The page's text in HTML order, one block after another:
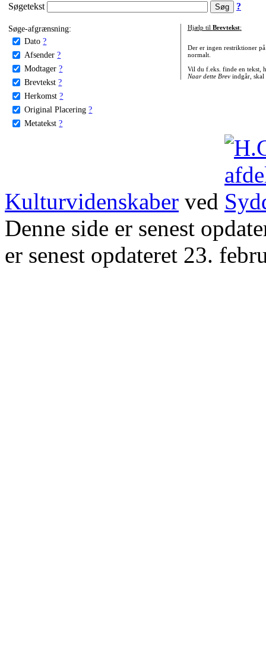
Søgetekst ?
Søge-afgrænsning:
Dato ?
Afsender ?
Modtager ?
Brevtekst ?
Herkomst ?
Original Placering ?
Metatekst ?
Hjælp til Brevtekst:
Der er ingen restriktioner
normalt.
Vil du f.eks. finde en tekst,
Naar dette Brevindgår, skal
Kulturvidenskaber ved
Denne side er senest
er senest opdateret 23.